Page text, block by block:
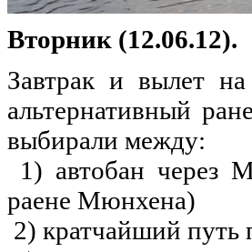
Вторник (12.06.12).
Завтрак и вылет на
альтернативный
выбирали между:
1) автобан через
раене Мюнхена)
2) кратчайший путь